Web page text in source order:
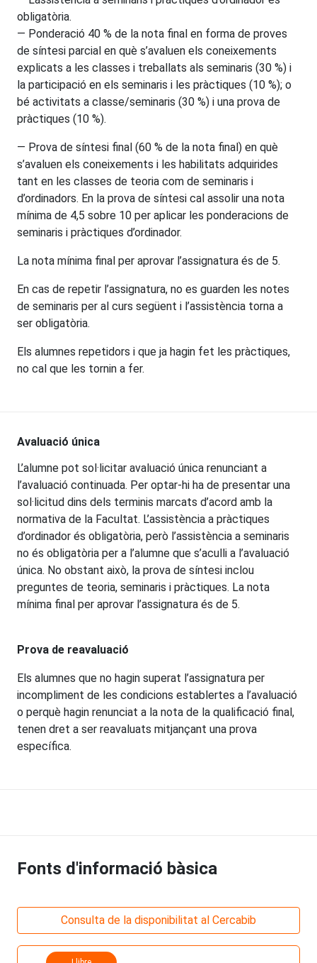
obligatòria.
— Ponderació 40 % de la nota final en forma de proves
de síntesi parcial en què s’avaluen els coneixements
explicats a les classes i treballats als seminaris (30 %) i
la participació en els seminaris i les pràctiques (10 %); o
bé activitats a classe/seminaris (30 %) i una prova de
pràctiques (10 %).
— Prova de síntesi final (60 % de la nota final) en què
s’avaluen els coneixements i les habilitats adquirides
tant en les classes de teoria com de seminaris i
d’ordinadors. En la prova de síntesi cal assolir una nota
mínima de 4,5 sobre 10 per aplicar les ponderacions de
seminaris i pràctiques d’ordinador.
La nota mínima final per aprovar l’assignatura és de 5.
En cas de repetir l’assignatura, no es guarden les notes
de seminaris per al curs següent i l’assistència torna a
ser obligatòria.
Els alumnes repetidors i que ja hagin fet les pràctiques,
no cal que les tornin a fer.
Avaluació única
L’alumne pot sol·licitar avaluació única renunciant a
l’avaluació continuada. Per optar-hi ha de presentar una
sol·licitud dins dels terminis marcats d’acord amb la
normativa de la Facultat. L’assistència a pràctiques
d’ordinador és obligatòria, però l’assistència a seminaris
no és obligatòria per a l’alumne que s’aculli a l’avaluació
única. No obstant això, la prova de síntesi inclou
preguntes de teoria, seminaris i pràctiques. La nota
mínima final per aprovar l’assignatura és de 5.
Prova de reavaluació
Els alumnes que no hagin superat l’assignatura per
incompliment de les condicions establertes a l’avaluació
o perquè hagin renunciat a la nota de la qualificació final,
tenen dret a ser reavaluats mitjançant una prova
específica.
Fonts d'informació bàsica
Consulta de la disponibilitat al Cercabib